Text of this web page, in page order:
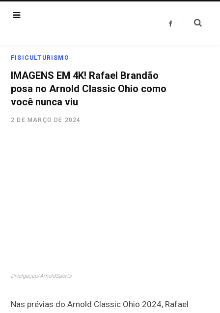
F
FISICULTURISMO
IMAGENS EM 4K! Rafael Brandão
posa no Arnold Classic Ohio como
você nunca viu
2 DE MARÇO DE 2024
Divulgação/ArnoldSports
Nas prévias do Arnold Classic Ohio 2024, Rafael